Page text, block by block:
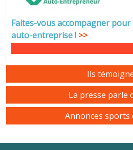
Faites-vous accompagner
auto-entreprise! >>
Ils
La presse parle
Annonces sports